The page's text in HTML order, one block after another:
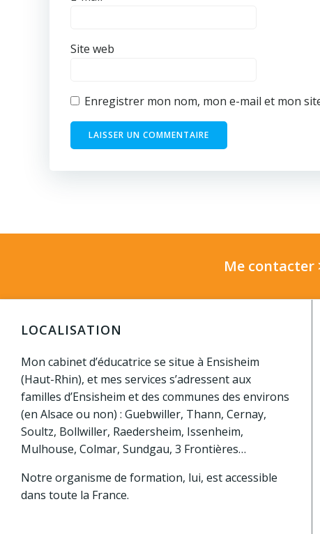
Site web
Enregistrer mon nom, mon e-mail et mon
Me contacter
LOCALISATION
Mon cabinet d’éducatrice se situe à Ensisheim
(Haut-Rhin), et mes services s’adressent aux
familles d’Ensisheim et des communes des environs
(en Alsace ou non) : Guebwiller, Thann, Cernay,
Soultz, Bollwiller, Raedersheim, Issenheim,
Mulhouse, Colmar, Sundgau, 3 Frontières…
Notre organisme de formation, lui, est accessible
dans toute la France.